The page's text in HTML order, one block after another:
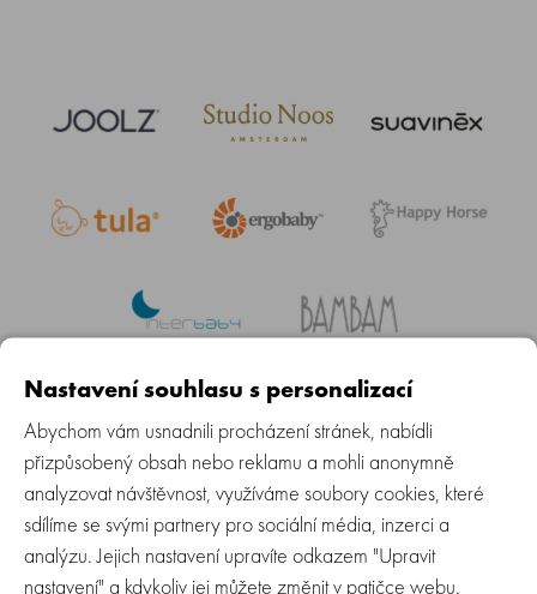
Daily Newsletter Sign Up
ODEBÍRAT
Nastavení souhlasu s personalizací
Abychom vám usnadnili procházení stránek, nabídli
přizpůsobený obsah nebo reklamu a mohli anonymně
analyzovat návštěvnost, využíváme soubory cookies, které
sdílíme se svými partnery pro sociální média, inzerci a
analýzu. Jejich nastavení upravíte odkazem "Upravit
nastavení" a kdykoliv jej můžete změnit v patičce webu.